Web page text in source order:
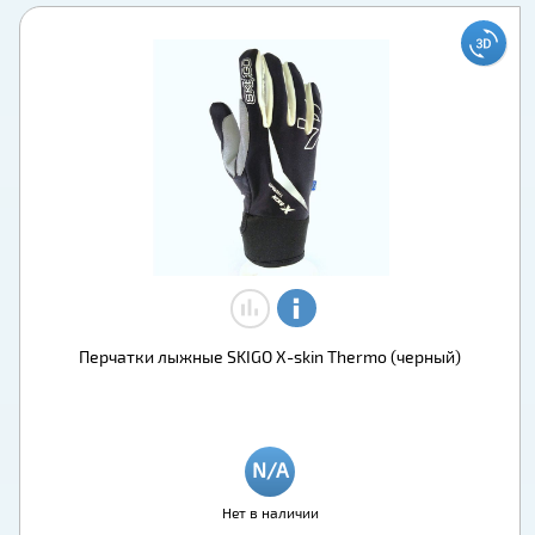
Перчатки лыжные SKIGO X-skin Thermo (черный)
Нет в наличии